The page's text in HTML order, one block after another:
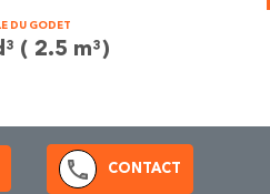
DU GODET
( 2.5 m³)
CONTACT